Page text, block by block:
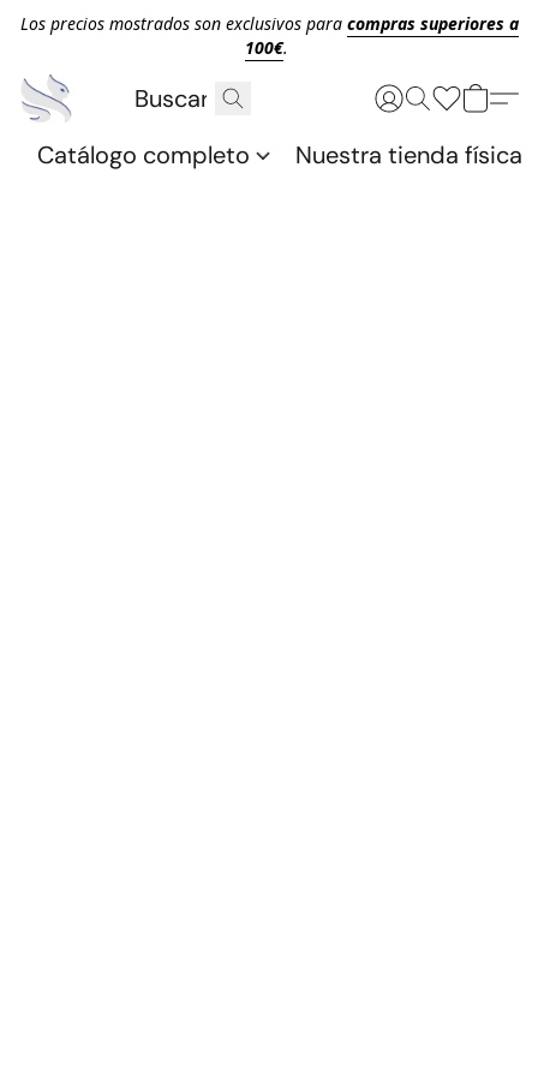
Los precios mostrados son exclusivos para compras superiores a
100€.
Catálogo completo Nuestra tienda física